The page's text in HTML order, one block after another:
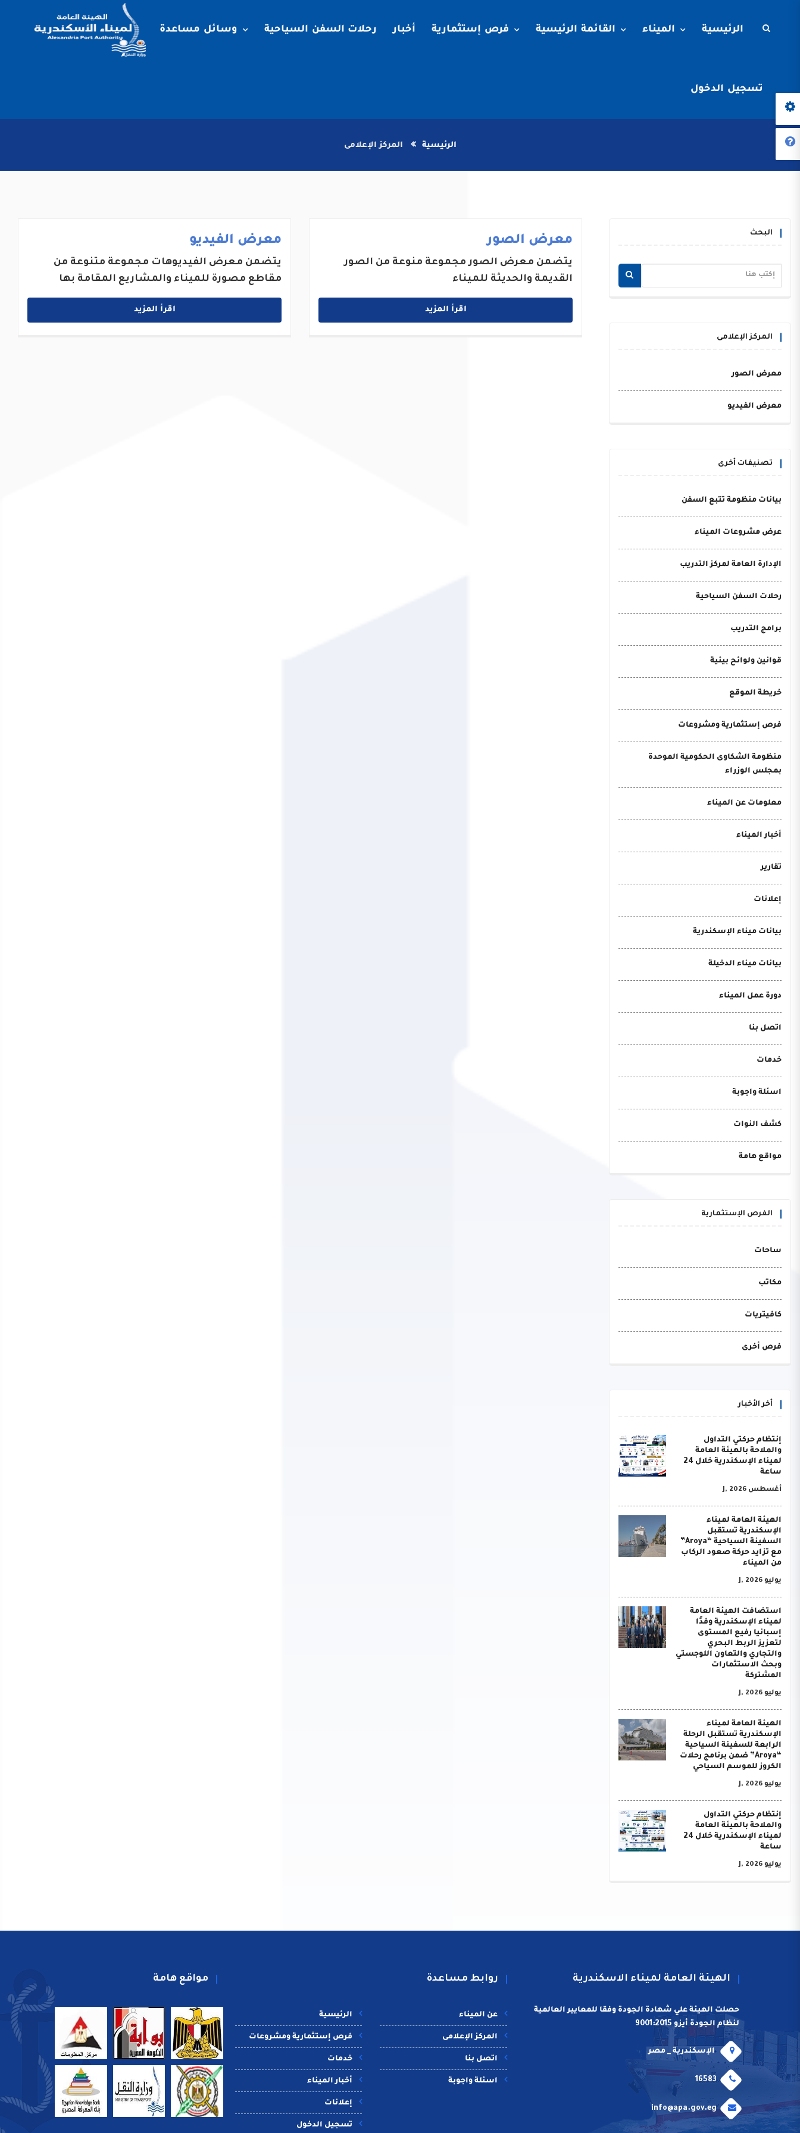
الرئيسية الميناء القائمة الرئيسية فرص إستثمارية أخبار رحلات السفن السياحية وسائل مساعدة
تسجيل الدخول
الرئيسية المركز الإعلامى
البحث
المركز الإعلامى
معرض الصور
معرض الفيديو
تصنيفات أخرى
بيانات منظومة تتبع السفن
عرض مشروعات الميناء
الإدارة العامة لمركز التدريب
رحلات السفن السياحية
برامج التدريب
قوانين ولوائح بيئية
خريطة الموقع
فرص إستثمارية ومشروعات
منظومة الشكاوى الحكومية الموحدة
بمجلس الوزراء
معلومات عن الميناء
أخبار الميناء
تقارير
إعلانات
بيانات ميناء الإسكندرية
بيانات ميناء الدخيلة
دورة عمل الميناء
اتصل بنا
خدمات
اسئلة واجوبة
كشف النوات
مواقع هامة
الفرص الإستثمارية
ساحات
مكاتب
كافيتريات
فرص أخرى
أخر الأخبار
إنتظام حركتي التداول
والملاحة بالهيئة العامة
لميناء الإسكندرية خلال 24
ساعة
أغسطس J, 2026
الهيئة العامة لميناء
الإسكندرية تستقبل
السفينة السياحية “Aroya”
مع تزايد حركة صعود الركاب
من الميناء
يوليو J, 2026
استضافت الهيئة العامة
لميناء الإسكندرية وفدًا
إسبانيا رفيع المستوى
لتعزيز الربط البحري
والتجاري والتعاون اللوجستي
وبحث الاستثمارات
المشتركة
يوليو J, 2026
الهيئة العامة لميناء
الإسكندرية تستقبل الرحلة
الرابعة للسفينة السياحية
“Aroya” ضمن برنامج رحلات
الكروز للموسم السياحي
يوليو J, 2026
إنتظام حركتي التداول
والملاحة بالهيئة العامة
لميناء الإسكندرية خلال 24
ساعة
يوليو J, 2026
معرض الصور
يتضمن معرض الصور مجموعة منوعة من الصور
القديمة والحديثة للميناء
اقرأ المزيد
معرض الفيديو
يتضمن معرض الفيديوهات مجموعة متنوعة من
مقاطع مصورة للميناء والمشاريع المقامة بها
اقرأ المزيد
الهيئة العامة لميناء الاسكندرية
حصلت الهيئة علي شهادة الجودة وفقا للمعايير العالمية
لنظام الجودة أيزو 9001:2015
الإسكندرية _ مصر
16583
info@apa.gov.eg
روابط مساعدة
الرئيسية
فرص إستثمارية ومشروعات
خدمات
أخبار الميناء
إعلانات
تسجيل الدخول
عن الميناء
المركز الإعلامى
اتصل بنا
اسئلة واجوبة
مواقع هامة